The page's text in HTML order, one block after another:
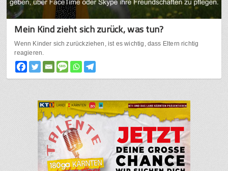
Mein Kind zieht sich zurück, was tun?
Wenn Kinder sich zurückziehen, ist es wichtig, dass Eltern richtig
reagieren.